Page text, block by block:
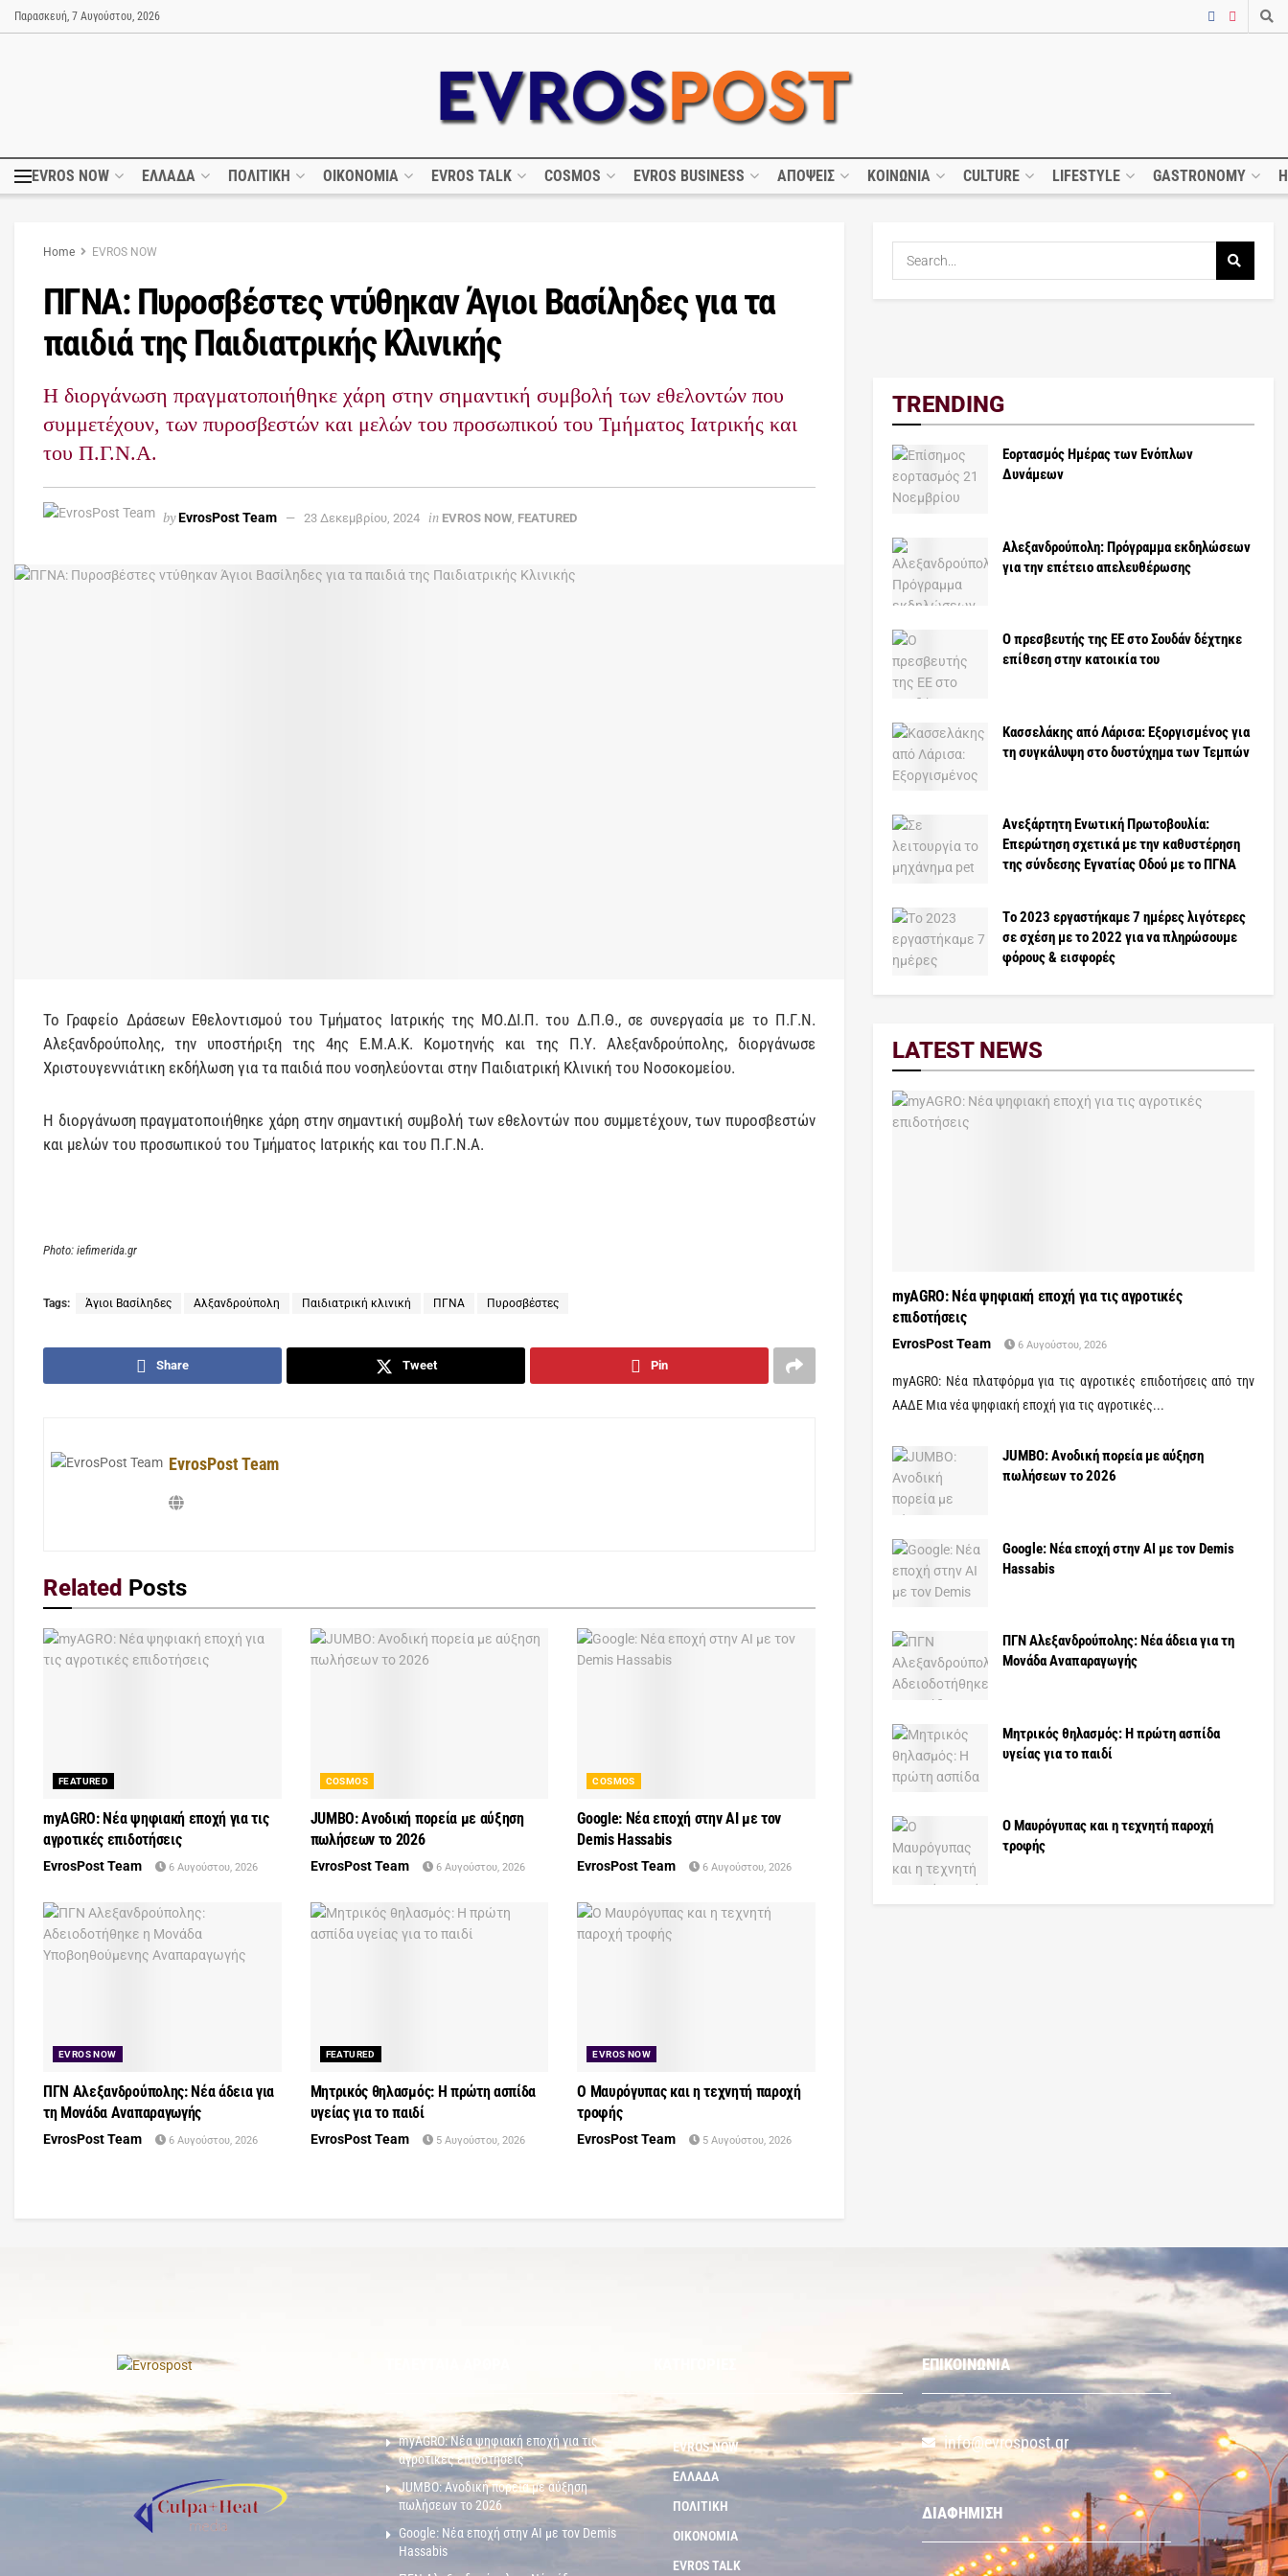
Παρασκευή, 7 Αυγούστου, 2026
EVROS NOW ΕΛΛΑΔΑ ΠΟΛΙΤΙΚΗ ΟΙΚΟΝΟΜΙΑ EVROS TALK COSMOS EVROS BUSINESS ΑΠΟΨΕΙΣ ΚΟΙΝΩΝΙΑ CULTURE LIFESTYLE GASTRONOMY
Home EVROS NOW
ΠΓΝΑ: Πυροσβέστες ντύθηκαν Άγιοι Βασίληδες για τα
παιδιά της Παιδιατρικής Κλινικής
Η διοργάνωση πραγματοποιήθηκε χάρη στην σημαντική συμβολή των εθελοντών που
συμμετέχουν, των πυροσβεστών και μελών του προσωπικού του Τμήματος Ιατρικής και
του Π.Γ.Ν.Α.
byEvrosPost Team 23 Δεκεμβρίου, 2024 in EVROS NOW, FEATURED
Το Γραφείο Δράσεων Εθελοντισμού του Τμήματος Ιατρικής της ΜΟ.ΔΙ.Π. του Δ.Π.Θ., σε συνεργασία με το Π.Γ.Ν.
Αλεξανδρούπολης, την υποστήριξη της 4ης Ε.Μ.Α.Κ. Κομοτηνής και της Π.Υ. Αλεξανδρούπολης, διοργάνωσε
Χριστουγεννιάτικη εκδήλωση για τα παιδιά που νοσηλεύονται στην Παιδιατρική Κλινική του Νοσοκομείου.
Η διοργάνωση πραγματοποιήθηκε χάρη στην σημαντική συμβολή των εθελοντών που συμμετέχουν, των πυροσβεστών
και μελών του προσωπικού του Τμήματος Ιατρικής και του Π.Γ.Ν.Α.
Photo: iefimerida.gr
Tags: Άγιοι Βασίληδες Αλξανδρούπολη Παιδιατρική κλινική ΠΓΝΑ Πυροσβέστες
Share Tweet Pin
EvrosPost Team
Related Posts
FEATURED
myAGRO: Νέα ψηφιακή εποχή για τις
αγροτικές επιδοτήσεις
EvrosPost Team 6 Αυγούστου, 2026
COSMOS
JUMBO: Ανοδική πορεία με αύξηση
πωλήσεων το 2026
EvrosPost Team 6 Αυγούστου, 2026
COSMOS
Google: Νέα εποχή στην AI με τον
Demis Hassabis
EvrosPost Team 6 Αυγούστου, 2026
EVROS NOW
ΠΓΝ Αλεξανδρούπολης: Νέα άδεια για
τη Μονάδα Αναπαραγωγής
EvrosPost Team 6 Αυγούστου, 2026
FEATURED
Μητρικός θηλασμός: Η πρώτη ασπίδα
υγείας για το παιδί
EvrosPost Team 5 Αυγούστου, 2026
EVROS NOW
Ο Μαυρόγυπας και η τεχνητή παροχή
τροφής
EvrosPost Team 5 Αυγούστου, 2026
TRENDING
Εορτασμός Ημέρας των Ενόπλων
Δυνάμεων
Αλεξανδρούπολη: Πρόγραμμα εκδηλώσεων
για την επέτειο απελευθέρωσης
Ο πρεσβευτής της ΕΕ στο Σουδάν δέχτηκε
επίθεση στην κατοικία του
Κασσελάκης από Λάρισα: Εξοργισμένος για
τη συγκάλυψη στο δυστύχημα των Τεμπών
Ανεξάρτητη Ενωτική Πρωτοβουλία:
Επερώτηση σχετικά με την καθυστέρηση
της σύνδεσης Εγνατίας Οδού με το ΠΓΝΑ
Tο 2023 εργαστήκαμε 7 ημέρες λιγότερες
σε σχέση με το 2022 για να πληρώσουμε
φόρους & εισφορές
LATEST NEWS
myAGRO: Νέα ψηφιακή εποχή για τις αγροτικές
επιδοτήσεις
EvrosPost Team 6 Αυγούστου, 2026
myAGRO: Νέα πλατφόρμα για τις αγροτικές επιδοτήσεις από την
ΑΑΔΕ Μια νέα ψηφιακή εποχή για τις αγροτικές...
JUMBO: Ανοδική πορεία με αύξηση
πωλήσεων το 2026
Google: Νέα εποχή στην AI με τον Demis
Hassabis
ΠΓΝ Αλεξανδρούπολης: Νέα άδεια για τη
Μονάδα Αναπαραγωγής
Μητρικός θηλασμός: Η πρώτη ασπίδα
υγείας για το παιδί
Ο Μαυρόγυπας και η τεχνητή παροχή
τροφής
myAGRO: Νέα ψηφιακή εποχή για τις
αγροτικές επιδοτήσεις
JUMBO: Ανοδική πορεία με αύξηση
πωλήσεων το 2026
Google: Νέα εποχή στην AI με τον Demis
Hassabis
EVROS NOW
ΕΛΛΑΔΑ
ΠΟΛΙΤΙΚΗ
ΟΙΚΟΝΟΜΙΑ
EVROS TALK
ΕΠΙΚΟΙΝΩΝΙΑ
info@evrospost.gr
ΔΙΑΦΗΜΙΣΗ